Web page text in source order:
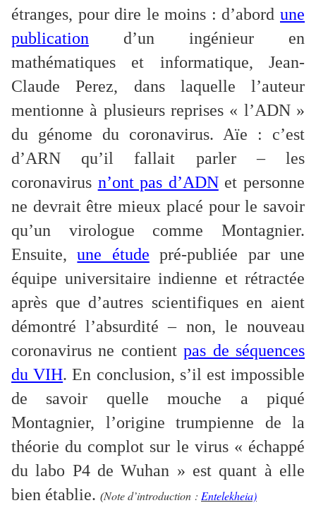
étranges, pour dire le moins : d’abord une
publication d’un ingénieur en
mathématiques et informatique, Jean-
Claude Perez, dans laquelle l’auteur
mentionne à plusieurs reprises « l’ADN »
du génome du coronavirus. Aïe : c’est
d’ARN qu’il fallait parler – les
coronavirus n’ont pas d’ADNet personne
ne devrait être mieux placé pour le savoir
qu’un virologue comme Montagnier.
Ensuite,une étude pré-publiée par une
équipe universitaire indienne et rétractée
après que d’autres scientifiques en aient
démontré l’absurdité – non, le nouveau
coronavirus ne contientpas de séquences
du VIH. En conclusion, s’il est impossible
de savoir quelle mouche a piqué
Montagnier, l’origine trumpienne de la
théorie du complot sur le virus « échappé
du labo P4 de Wuhan » est quant à elle
bien établie. (Note d’introduction : Entelekheia)